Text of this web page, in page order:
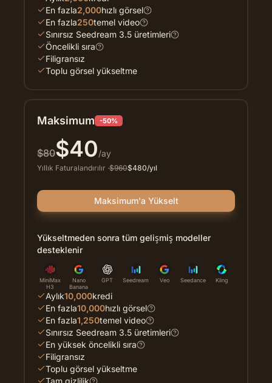
En fazla2,000hızlı görsel
En fazla250temel video
Sınırsız Seedream 3.5 üretimleri
Öncelikli sıra
Filigransız
Toplu görsel yükseltme
Maksimum -50%
$80$40/ay
Yıllık Faturalandırılır ·$960$480/yıl
Maksimum'a Yükselt
Yükseltmeden sonra tüm gelişmiş modeller
desteklenir
MiniMax
H3
Nano
Banana
GPT Seedream Veo Seedance Kling
Aylık10,000kredi
En fazla10,000hızlı görsel
En fazla1,250temel video
Sınırsız Seedream 3.5 üretimleri
En yüksek öncelikli sıra
Filigransız
Toplu görsel yükseltme
Tam gizlilik